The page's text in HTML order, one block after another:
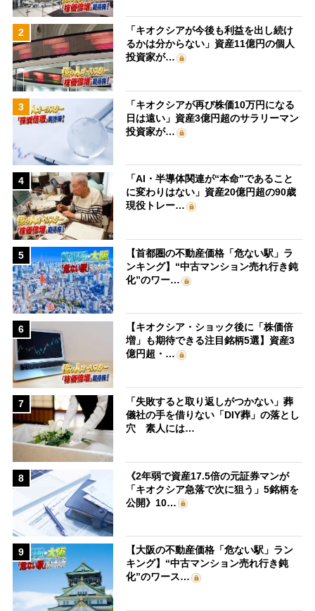
2
「キオクシアが今後も利益を出し続け
るかは分からない」資産11億円の個人
投資家が…
3
「キオクシアが再び株価10万円になる
日は遠い」資産3億円超のサラリーマン
投資家が…
4
「AI・半導体関連が“本命”であること
に変わりはない」資産20億円超の90歳
現役トレー…
5
【首都圏の不動産価格「危ない駅」ラ
ンキング】“中古マンション売れ行き鈍
化”のワー…
6
【キオクシア・ショック後に「株価倍
増」も期待できる注目銘柄5選】資産3
億円超・…
7
「失敗すると取り返しがつかない」葬
儀社の手を借りない「DIY葬」の落とし
穴 素人には…
8
《2年弱で資産17.5倍の元証券マンが
「キオクシア急落で次に狙う」5銘柄を
公開》10…
9
【大阪の不動産価格「危ない駅」ラン
キング】“中古マンション売れ行き鈍
化”のワース…